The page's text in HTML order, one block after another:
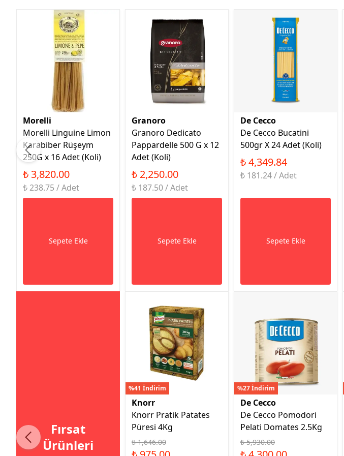
Morelli
Morelli Linguine Limon
Karabiber Rüşeym
250G x 16 Adet (Koli)
₺ 3,820.00
₺ 238.75 / Adet
Sepete Ekle
Granoro
Granoro Dedicato
Pappardelle 500 G x 12
Adet (Koli)
₺ 2,250.00
₺ 187.50 / Adet
Sepete Ekle
De Cecco
De Cecco Bucatini
500gr X 24 Adet (Koli)
₺ 4,349.84
₺ 181.24 / Adet
Sepete Ekle
Fırsat
Ürünleri
%41 İndirim
Knorr
Knorr Pratik Patates
Püresi 4Kg
₺ 1,646.00
%27 İndirim
De Cecco
De Cecco Pomodori
Pelati Domates 2.5Kg
₺ 5,930.00